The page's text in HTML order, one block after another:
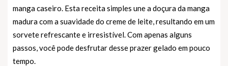
manga caseiro. Esta receita simples une a doçura da manga
madura com a suavidade do creme de leite, resultando em um
sorvete refrescante e irresistível. Com apenas alguns
passos, você pode desfrutar desse prazer gelado em pouco
tempo.